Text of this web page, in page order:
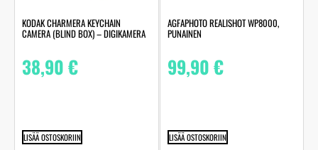
KODAK CHARMERA KEYCHAIN
CAMERA (BLIND BOX) – DIGIKAMERA
38,90€
LISÄÄ OSTOSKORIIN
AGFAPHOTO REALISHOT WP8000,
PUNAINEN
99,90€
LISÄÄ OSTOSKORIIN